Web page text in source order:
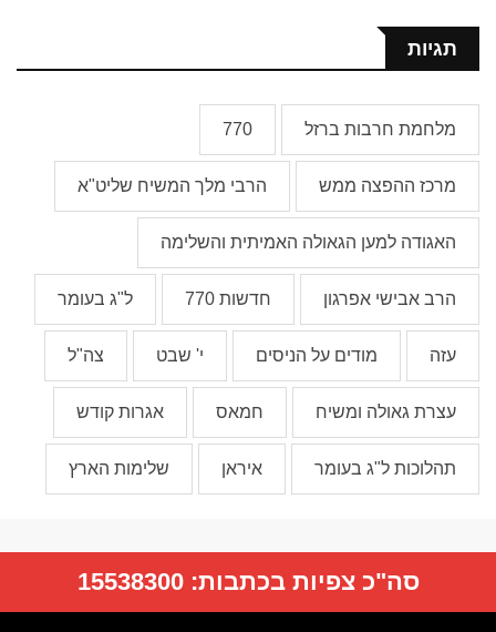
תגיות
מלחמת חרבות ברזל 770
מרכז ההפצה ממש הרבי מלך המשיח שליט"א
האגודה למען הגאולה האמיתית והשלימה
הרב אבישי אפרגון חדשות 770 ל"ג בעומר
עזה מודים על הניסים י' שבט צה"ל
עצרת גאולה ומשיח חמאס אגרות קודש
תהלוכות ל"ג בעומר איראן שלימות הארץ
סה"כ צפיות בכתבות:15538300